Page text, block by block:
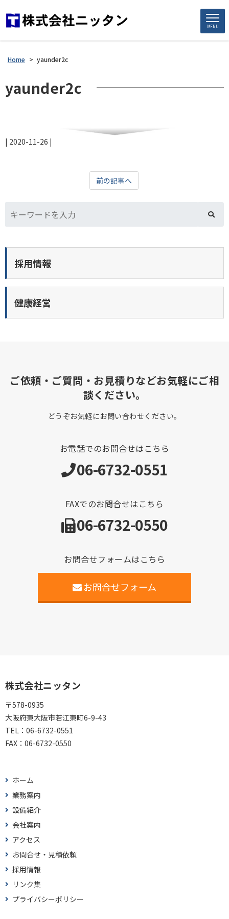
MENU
Home > yaunder2c
yaunder2c
| 2020-11-26 |
前の記事へ
採用情報
健康経営
ご依頼・ご質問・お見積りなどお気軽にご相
談ください。
どうぞお気軽にお問い合わせください。
お電話でのお問合せはこちら
06-6732-0551
FAXでのお問合せはこちら
06-6732-0550
お問合せフォームはこちら
お問合せフォーム
株式会社ニッタン
〒578-0935
大阪府東大阪市若江東町6-9-43
TEL： 06-6732-0551
FAX： 06-6732-0550
ホーム
業務案内
設備紹介
会社案内
アクセス
お問合せ・見積依頼
採用情報
リンク集
プライバシーポリシー